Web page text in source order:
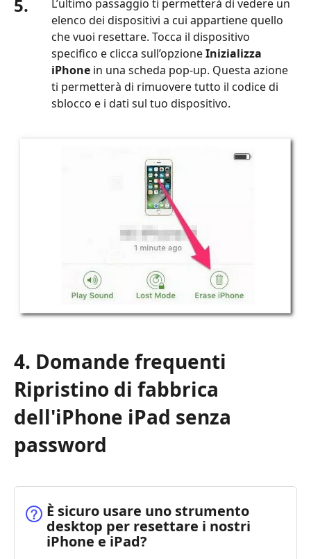
5.
L’ultimo passaggio ti permetterà di vedere un
elenco dei dispositivi a cui appartiene quello
che vuoi resettare. Tocca il dispositivo
specifico e clicca sull’opzioneInizializza
iPhone in una scheda pop‑up. Questa azione
ti permetterà di rimuovere tutto il codice di
sblocco e i dati sul tuo dispositivo.
4. Domande frequenti
Ripristino di fabbrica
dell'iPhone iPad senza
password
È sicuro usare uno strumento
desktop per resettare i nostri
iPhone e iPad?